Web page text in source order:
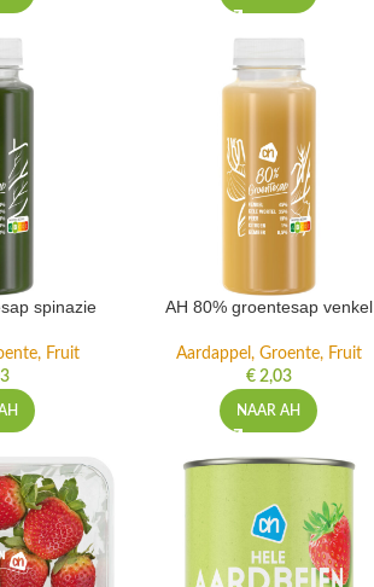
spinazie
Fruit
AH 80% groentesap venkel
Aardappel, Groente, Fruit
€2,03
NAAR AH